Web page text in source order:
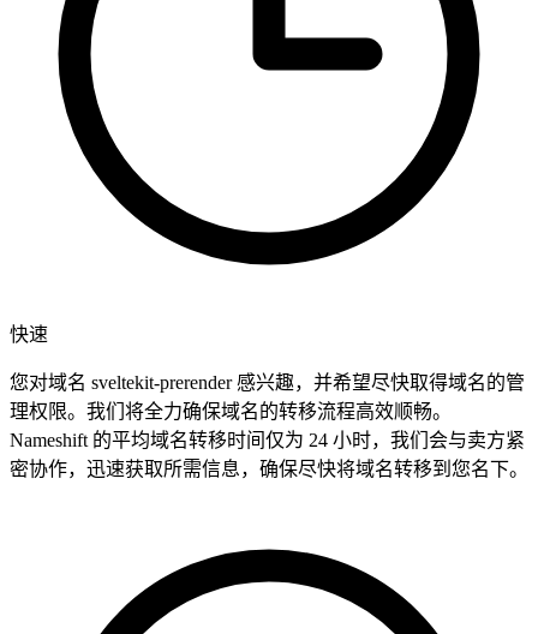
快速
您对域名 sveltekit-prerender 感兴趣，并希望尽快取得域名的管
理权限。我们将全力确保域名的转移流程高效顺畅。
Nameshift 的平均域名转移时间仅为 24 小时，我们会与卖方紧
密协作，迅速获取所需信息，确保尽快将域名转移到您名下。